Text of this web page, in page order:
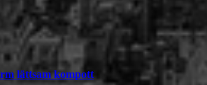
lättsam kompott